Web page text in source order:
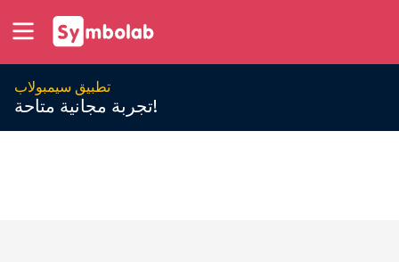
تطبيق سيمبولاب
تجربة مجانية متاحة!